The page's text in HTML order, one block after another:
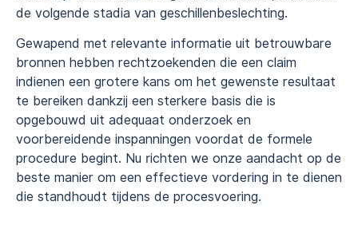
de volgende stadia van geschillenbeslechting.
Gewapend met relevante informatie uit betrouwbare
bronnen hebben rechtzoekenden die een claim
indienen een grotere kans om het gewenste resultaat
te bereiken dankzij een sterkere basis die is
opgebouwd uit adequaat onderzoek en
voorbereidende inspanningen voordat de formele
procedure begint. Nu richten we onze aandacht op de
beste manier om een effectieve vordering in te dienen
die standhoudt tijdens de procesvoering.